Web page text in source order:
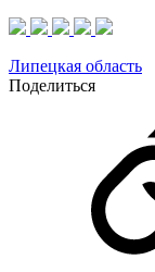
Липецкая область
Поделиться